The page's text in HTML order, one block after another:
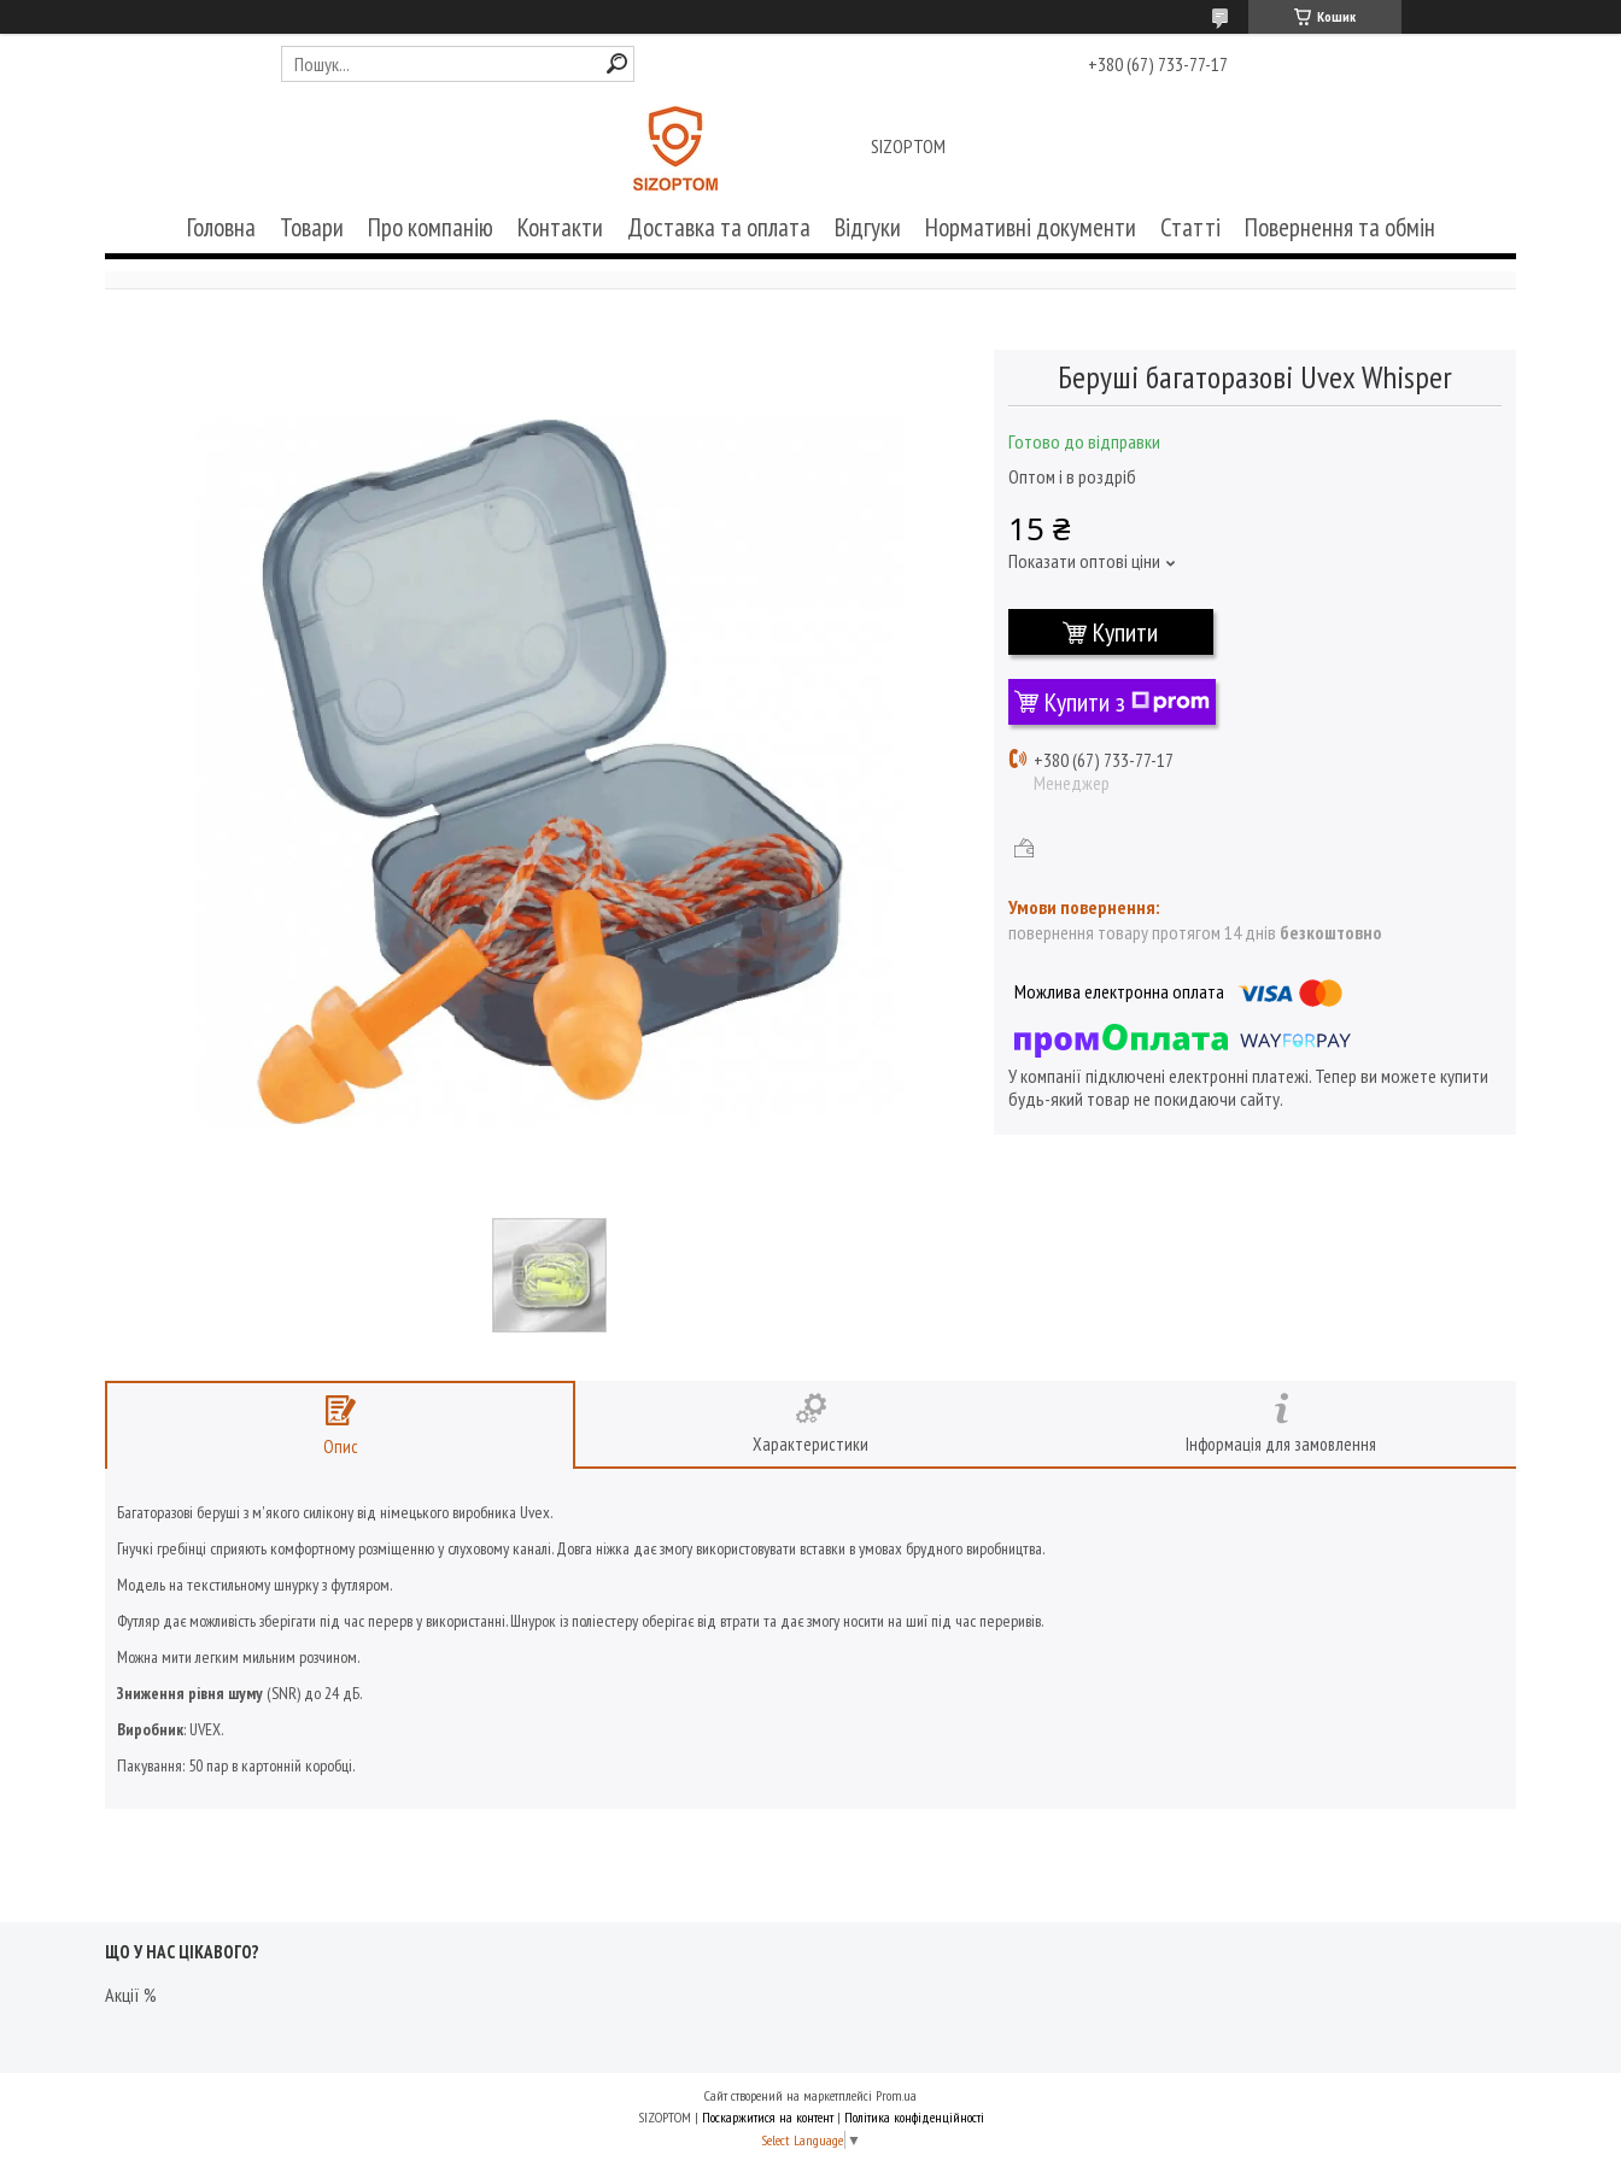
Кошик
+380 (67) 733-77-17
SIZOPTOM
Головна Товари Про компанію Контакти Доставка та оплата Відгуки Нормативні документи Статті Повернення та обмін
Беруші багаторазові Uvex Whisper
Готово до відправки
Оптом і в роздріб
15 ₴
Показати оптові ціни
Купити
Купити з
+380 (67) 733-77-17
Менеджер
повернення товару протягом 14 днів безкоштовно
У компанії підключені електронні платежі. Тепер ви можете купити
будь-який товар не покидаючи сайту.
Опис Характеристики Інформація для замовлення
Багаторазові беруші з м'якого силікону від німецького виробника Uvex.
Гнучкі гребінці сприяють комфортному розміщенню у слуховому каналі. Довга ніжка дає змогу використовувати вставки в умовах брудного виробництва.
Модель на текстильному шнурку з футляром.
Футляр дає можливість зберігати під час перерв у використанні. Шнурок із поліестеру оберігає від втрати та дає змогу носити на шиї під час переривів.
Можна мити легким мильним розчином.
Зниження рівня шуму (SNR) до 24 дБ.
Виробник: UVEX.
Пакування: 50 пар в картонній коробці.
ЩО У НАС ЦІКАВОГО?
Акції %
Сайт створений на маркетплейсі Prom.ua
SIZOPTOM | Поскаржитися на контент | Політика конфіденційності
Select Language ▼